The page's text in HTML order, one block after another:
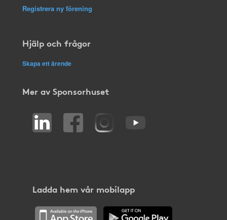
Registrera ny förening
Hjälp och frågor
Skapa ett ärende
Mer av Sponsorhuset
Ladda hem vår mobilapp